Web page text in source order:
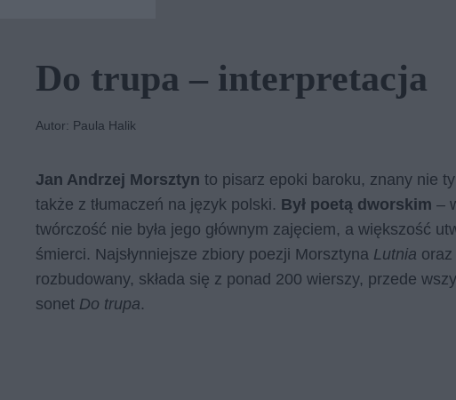
Do trupa – interpretacja
Autor: Paula Halik
Jan Andrzej Morsztyn to pisarz epoki baroku, znany nie
także z tłumaczeń na język polski. Był poetą dworskim –
twórczość nie była jego głównym zajęciem, a większość
śmierci. Najsłynniejsze zbiory poezji Morsztyna Lutnia oraz
rozbudowany, składa się z ponad 200 wierszy, przede
sonet Do trupa.